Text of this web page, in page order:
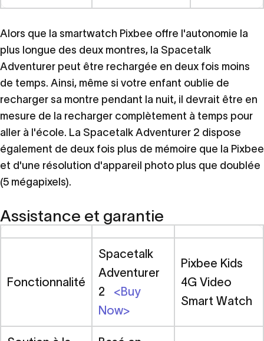
Alors que la smartwatch Pixbee offre l'autonomie la
plus longue des deux montres, la Spacetalk
Adventurer peut être rechargée en deux fois moins
de temps. Ainsi, même si votre enfant oublie de
recharger sa montre pendant la nuit, il devrait être en
mesure de la recharger complètement à temps pour
aller à l'école. La Spacetalk Adventurer 2 dispose
également de deux fois plus de mémoire que la Pixbee
et d'une résolution d'appareil photo plus que doublée
(5 mégapixels).
Assistance et garantie
Fonctionnalité
Spacetalk
Adventurer
2
<Buy
Now>
Pixbee Kids
4G Video
Smart Watch